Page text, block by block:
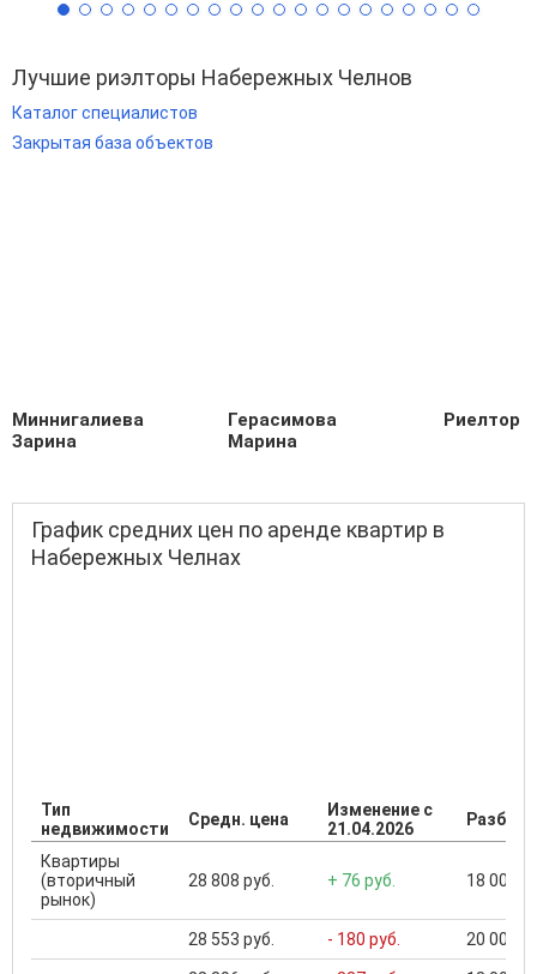
Лучшие риэлторы Набережных Челнов
Каталог специалистов
Закрытая база объектов
Миннигалиева
Зарина
Герасимова
Марина
Риелтор
График средних цен по аренде квартир в
Набережных Челнах
Тип
недвижимости
Средн. цена
Изменение с
21.04.2026
Квартиры
(вторичный
рынок)
28 808 руб. + 76 руб. 18 000
28 553 руб. - 180 руб. 20 000